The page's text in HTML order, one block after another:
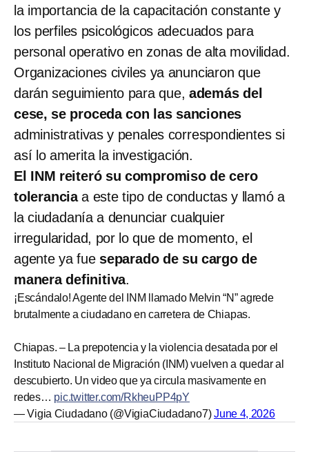
la importancia de la capacitación constante y
los perfiles psicológicos adecuados para
personal operativo en zonas de alta movilidad.
Organizaciones civiles ya anunciaron que
darán seguimiento para que, además del
cese, se proceda con las sanciones
administrativas y penales correspondientes si
así lo amerita la investigación.
El INM reiteró su compromiso de cero
toleranciaa este tipo de conductas y llamó a
la ciudadanía a denunciar cualquier
irregularidad, por lo que de momento, el
agente ya fue separado de su cargo de
manera definitiva.
¡Escándalo! Agente del INM llamado Melvin “N” agrede
brutalmente a ciudadano en carretera de Chiapas.
Chiapas. – La prepotencia y la violencia desatada por el
Instituto Nacional de Migración (INM) vuelven a quedar al
descubierto. Un video que ya circula masivamente en
redes… pic.twitter.com/RkheuPP4pY
— Vigia Ciudadano (@VigiaCiudadano7)June 4, 2026